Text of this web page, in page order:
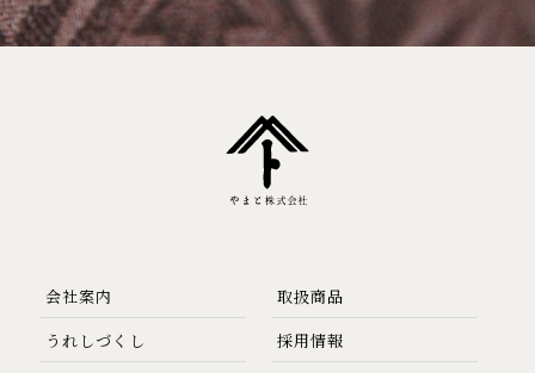
会社案内
取扱商品
うれしづくし
採用情報